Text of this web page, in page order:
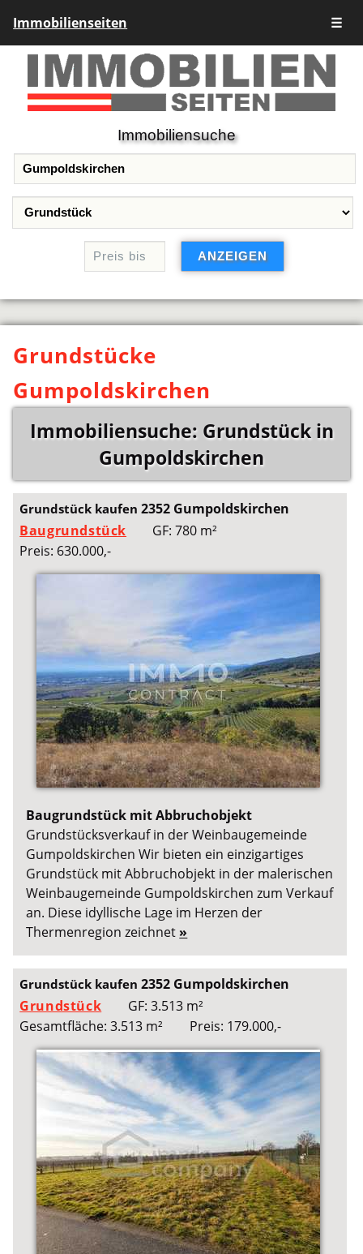
Immobilienseiten ☰
Immobiliensuche
Grundstücke
Gumpoldskirchen
Immobiliensuche: Grundstück in
Gumpoldskirchen
Grundstück kaufen2352 Gumpoldskirchen
Baugrundstück
GF: 780 m²
Preis: 630.000,-
Baugrundstück mit Abbruchobjekt
Grundstücksverkauf in der Weinbaugemeinde
Gumpoldskirchen Wir bieten ein einzigartiges
Grundstück mit Abbruchobjekt in der malerischen
Weinbaugemeinde Gumpoldskirchen zum Verkauf
an. Diese idyllische Lage im Herzen der
Thermenregion zeichnet »
Grundstück kaufen2352 Gumpoldskirchen
Grundstück
GF: 3.513 m²
Gesamtfläche: 3.513 m²
Preis: 179.000,-